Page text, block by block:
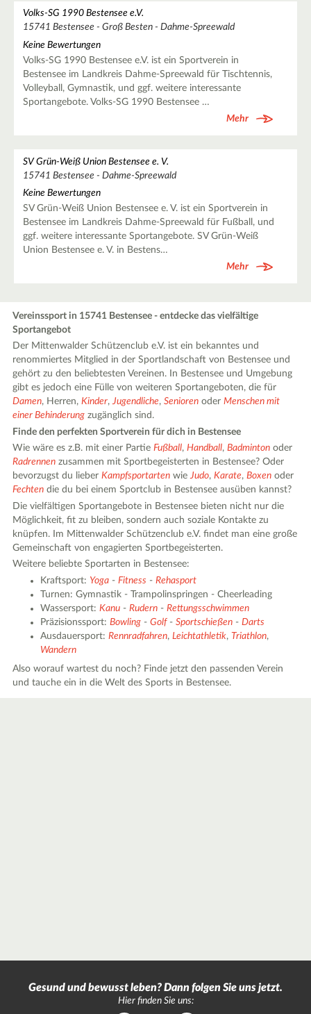
Volks-SG 1990 Bestensee e.V.
15741 Bestensee - Groß Besten - Dahme-Spreewald
Keine Bewertungen
Volks-SG 1990 Bestensee e.V. ist ein Sportverein in
Bestensee im Landkreis Dahme-Spreewald für Tischtennis,
Volleyball, Gymnastik, und ggf. weitere interessante
Sportangebote. Volks-SG 1990 Bestensee …
Mehr
SV Grün-Weiß Union Bestensee e. V.
15741 Bestensee - Dahme-Spreewald
Keine Bewertungen
SV Grün-Weiß Union Bestensee e. V. ist ein Sportverein in
Bestensee im Landkreis Dahme-Spreewald für Fußball, und
ggf. weitere interessante Sportangebote. SV Grün-Weiß
Union Bestensee e. V. in Bestens…
Mehr
Vereinssport in 15741 Bestensee - entdecke das vielfältige
Sportangebot
Der Mittenwalder Schützenclub e.V. ist ein bekanntes und
renommiertes Mitglied in der Sportlandschaft von Bestensee und
gehört zu den beliebtesten Vereinen. In Bestensee und Umgebung
gibt es jedoch eine Fülle von weiteren Sportangeboten, die für
Damen, Herren,Kinder,Jugendliche,Senioren oderMenschen mit
einer Behinderung zugänglich sind.
Finde den perfekten Sportverein für dich in Bestensee
Wie wäre es z.B. mit einer PartieFußball,Handball,Badminton oder
Radrennen zusammen mit Sportbegeisterten in Bestensee? Oder
bevorzugst du lieberKampfsportarten wieJudo,Karate,Boxen oder
Fechten die du bei einem Sportclub in Bestensee ausüben kannst?
Die vielfältigen Sportangebote in Bestensee bieten nicht nur die
Möglichkeit, fit zu bleiben, sondern auch soziale Kontakte zu
knüpfen. Im Mittenwalder Schützenclub e.V. findet man eine große
Gemeinschaft von engagierten Sportbegeisterten.
Weitere beliebte Sportarten in Bestensee:
Kraftsport: Yoga -Fitness -Rehasport
Turnen: Gymnastik - Trampolinspringen - Cheerleading
Wassersport:Kanu -Rudern -Rettungsschwimmen
Präzisionssport:Bowling -Golf-Sportschießen -Darts
Ausdauersport:Rennradfahren,Leichtathletik,Triathlon,
Wandern
Also worauf wartest du noch? Finde jetzt den passenden Verein
und tauche ein in die Welt des Sports in Bestensee.
Gesund und bewusst leben? Dann folgen Sie uns jetzt.
Hier finden Sie uns: